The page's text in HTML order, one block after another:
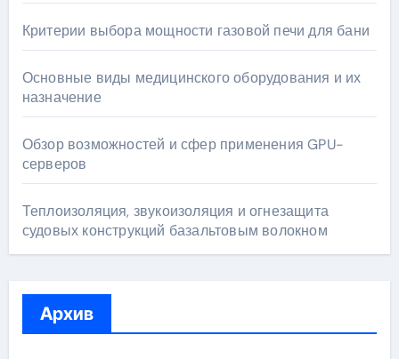
Критерии выбора мощности газовой печи для бани
Основные виды медицинского оборудования и их
назначение
Обзор возможностей и сфер применения GPU-
серверов
Теплоизоляция, звукоизоляция и огнезащита
судовых конструкций базальтовым волокном
Архив